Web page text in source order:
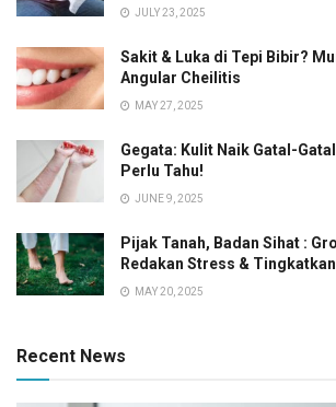
JULY 23, 2025
Sakit & Luka di Tepi Bibir?
Angular Cheilitis
MAY 27, 2025
Gegata: Kulit Naik Gatal-
Perlu Tahu!
JUNE 9, 2025
Pijak Tanah, Badan Sihat :
Redakan Stress &
MAY 20, 2025
Recent News